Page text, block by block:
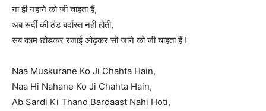
ना ही नहाने को जी चाहता हैं,
अब सर्दी की ठंड बर्दास्त नही होती,
सब काम छोडकर रजाई ओढ़कर सो जाने को जी चाहता हैं !
Naa Muskurane Ko Ji Chahta Hain,
Naa Hi Nahane Ko Ji Chahta Hain,
Ab Sardi Ki Thand Bardaast Nahi Hoti,